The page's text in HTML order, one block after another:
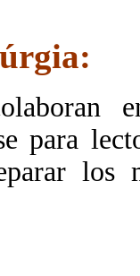
para
los